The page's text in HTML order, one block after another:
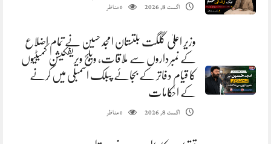
اگست 8, 2026 0مناظر
وزیر اعلیٰ گلگت بلتستان امجد حسین نے تمام اضلاع
کے نمبرداروں سے ملاقات، ویلج ویریفکیشن کمیٹیوں
کا قیام دفاتر کے بجائے پبلک اسمبلی میں کرنے
کے احکامات
اگست 8, 2026 0مناظر